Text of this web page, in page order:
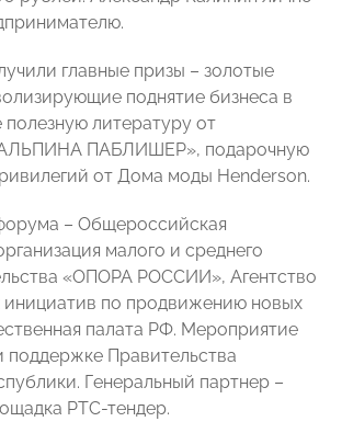
главные призы – золотые
поднятие бизнеса в
полезную литературу от
ПАБЛИШЕР», подарочную
от Дома моды Henderson.
– Общероссийская
малого и среднего
«ОПОРА РОССИИ», Агентство
инициатив по продвижению новых
палата РФ. Мероприятие
поддержке Правительства
Генеральный партнер –
РТС-тендер.